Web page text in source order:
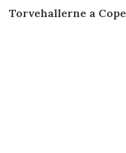
Torvehallerne a